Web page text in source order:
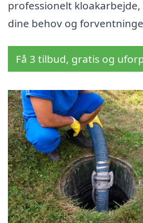
professionelt
dine behov og
Få 3 tilbud, gratis og